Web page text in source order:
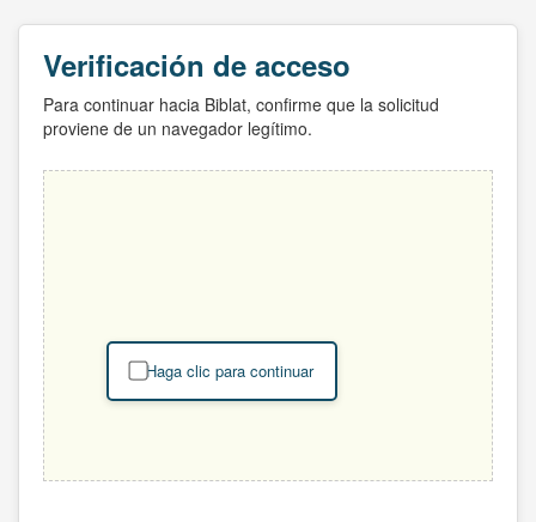
Verificación de acceso
Para continuar hacia Biblat, confirme que la solicitud
proviene de un navegador legítimo.
Haga clic para continuar